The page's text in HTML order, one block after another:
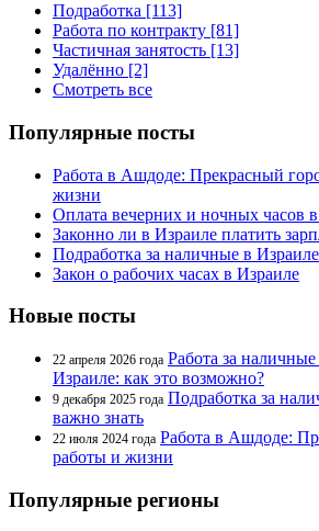
Подработка [113]
Работа по контракту [81]
Частичная занятость [13]
Удалённо [2]
Смотреть все
Популярные посты
Работа в Ашдоде: Прекрасный
жизни
Оплата вечерних и ночных часов
Законно ли в Израиле платить
Подработка за наличные в
Закон о рабочих часах в Израиле
Новые посты
22 апреля 2026 года Работа за
Израиле: как это возможно?
9 декабря 2025 года Подработка за
важно знать
22 июля 2024 года Работа в Ашдоде:
работы и жизни
Популярные регионы